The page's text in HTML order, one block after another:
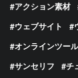
アクション素材
ウェブサイト
オンラインツール
サンセリフ
チ